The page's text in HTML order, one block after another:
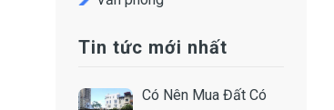
Tin tức mới nhất
Có Nên Mua Đất Có